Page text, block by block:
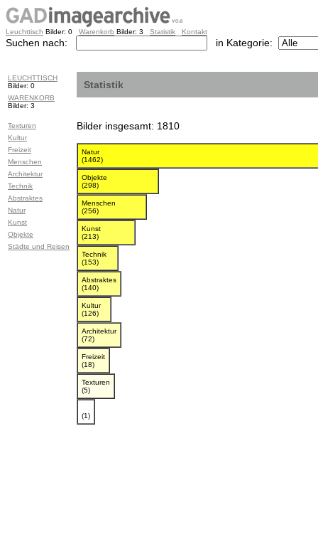
Leuchttisch Bilder: 0 Warenkorb Bilder: 3 Statistik Kontakt
Suchen nach: in Kategorie:
LEUCHTTISCH
Bilder: 0
WARENKORB
Bilder: 3
Texturen
Kultur
Freizeit
Menschen
Architektur
Technik
Abstraktes
Natur
Kunst
Objekte
Städte und Reisen
Statistik
Bilder insgesamt: 1810
Natur
(1462)
Objekte
(298)
Menschen
(256)
Kunst
(213)
Technik
(153)
Abstraktes
(140)
Kultur
(126)
Architektur
(72)
Freizeit
(18)
Texturen
(5)
(1)